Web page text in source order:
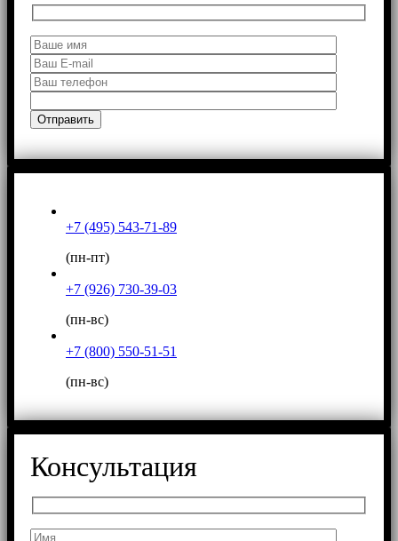
+7 (495) 543-71-89
(пн-пт)
+7 (926) 730-39-03
(пн-вс)
+7 (800) 550-51-51
(пн-вс)
Консультация